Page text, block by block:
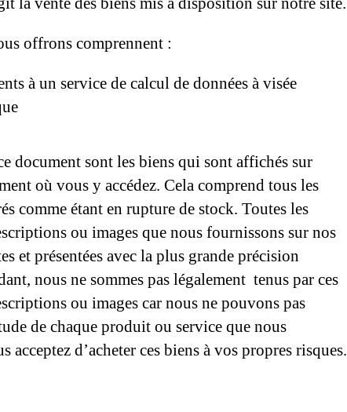
offrons comprennent :
à un service de calcul de données à visée
document sont les biens qui sont affichés sur
où vous y accédez. Cela comprend tous les
comme étant en rupture de stock. Toutes les
ou images que nous fournissons sur nos
et présentées avec la plus grande précision
nous ne sommes pas légalement tenus par ces
ou images car nous ne pouvons pas
de chaque produit ou service que nous
acceptez d’acheter ces biens à vos propres risques.